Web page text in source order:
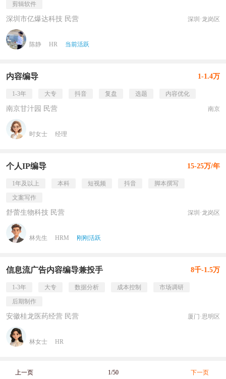
剪辑软件
深圳市亿爆达科技 民营 深圳·龙岗区
陈静 HR 当前活跃
内容编导 1-1.4万
1-3年 大专 抖音 复盘 选题 内容优化
南京甘汁园 民营 南京
时女士 经理
个人IP编导 15-25万/年
1年及以上 本科 短视频 抖音
脚本撰写
文案写作
舒蕾生物科技 民营 深圳·龙岗区
林先生 HRM 刚刚活跃
信息流广告内容编导兼投手 8千-1.5万
1-3年 大专 数据分析 成本控制
市场调研
后期制作
安徽桂龙医药经营 民营 厦门·思明区
林女士 HR
上一页 1/50 下一页